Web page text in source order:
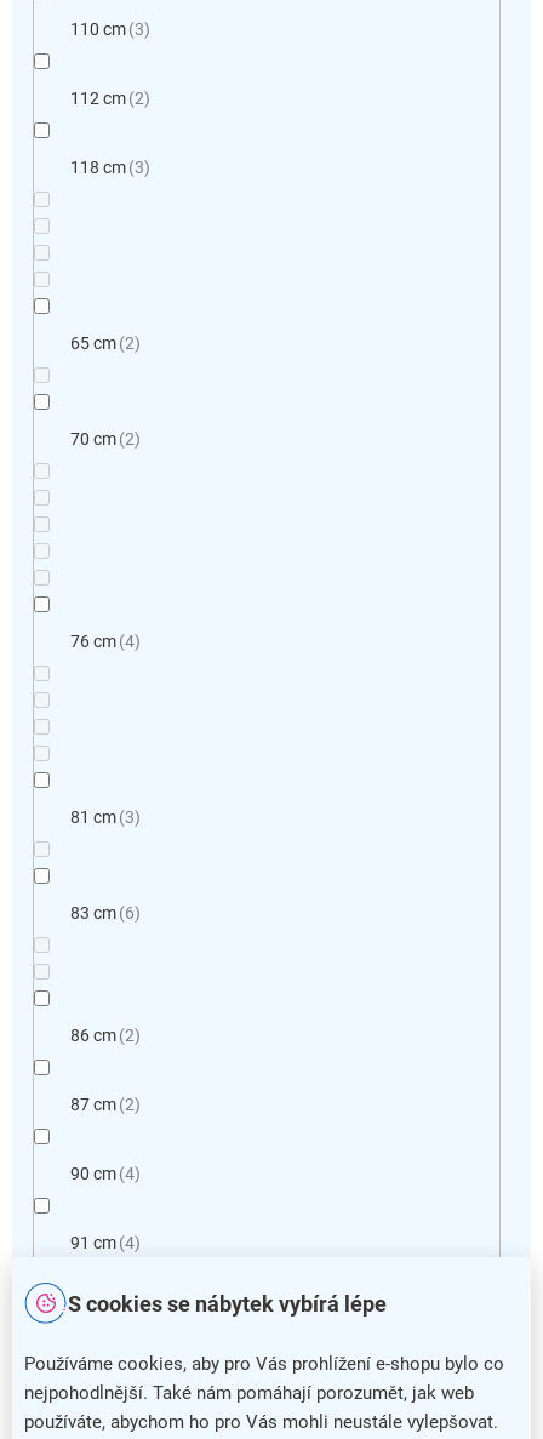
S cookies se nábytek vybírá lépe
Používáme cookies, aby pro Vás prohlížení e-shopu bylo co
nejpohodlnější. Také nám pomáhají porozumět, jak web
používáte, abychom ho pro Vás mohli neustále vylepšovat.
110 cm 3
112 cm 2
118 cm 3
65 cm 2
70 cm 2
76 cm 4
81 cm 3
83 cm 6
86 cm 2
87 cm 2
90 cm 4
91 cm 4
92 cm 4
93 cm